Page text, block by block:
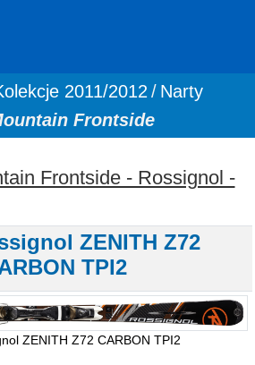
2011/2012
Narty
Frontside
Frontside - Rossignol -
ZENITH Z72
TPI2
ZENITH Z72 CARBON TPI2